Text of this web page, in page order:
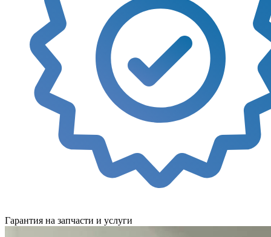
Гарантия на запчасти и услуги